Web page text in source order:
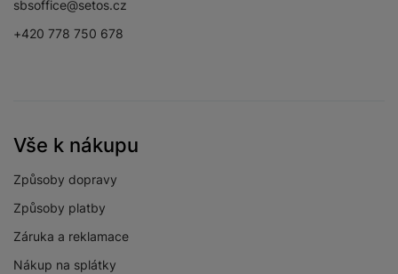
sbsoffice@setos.cz
+420 778 750 678
Vše k nákupu
Způsoby dopravy
Způsoby platby
Záruka a reklamace
Nákup na splátky